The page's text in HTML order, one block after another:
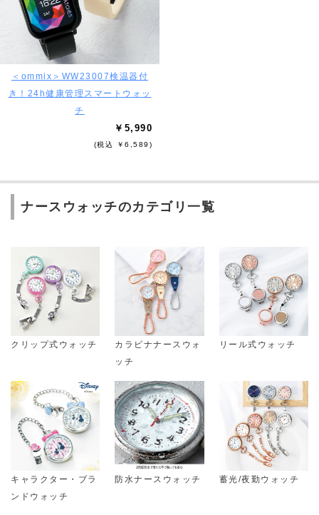
＜ommix＞WW23007検温器付
き！24h健康管理スマートウォッ
チ
￥5,990
(税込 ￥6,589)
ナースウォッチのカテゴリ一覧
クリップ式ウォッチ
カラビナナースウォ
ッチ
リール式ウォッチ
キャラクター・ブラ
ンドウォッチ
防水ナースウォッチ 蓄光/夜勤ウォッチ